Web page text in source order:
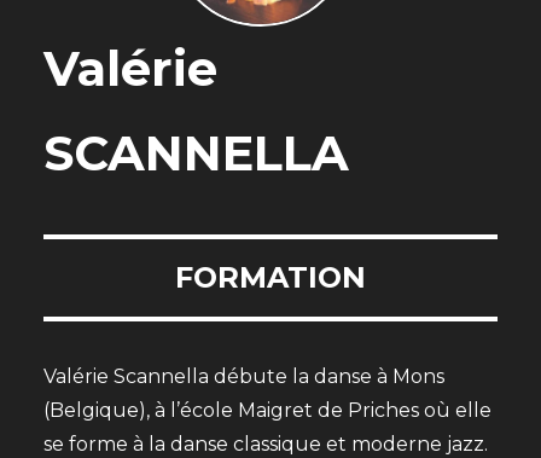
Valérie
SCANNELLA
FORMATION
Valérie Scannella débute la danse à Mons
(Belgique), à l’école Maigret de Priches où elle
se forme à la danse classique et moderne jazz.